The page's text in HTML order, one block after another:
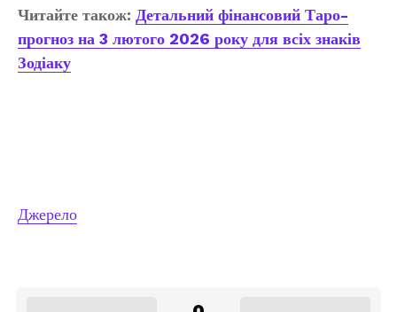
Читайте також: Детальний фінансовий Таро-
прогноз на 3 лютого 2026 року для всіх знаків
Зодіаку
Джерело